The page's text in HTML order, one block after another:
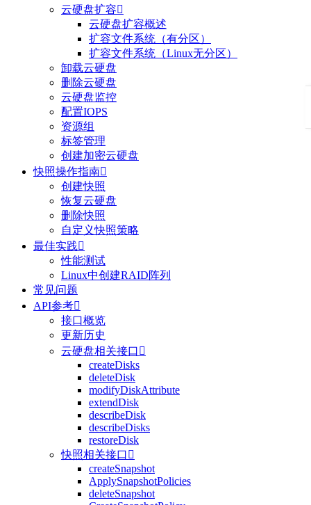
云硬盘扩容
云硬盘扩容概述
扩容文件系统（有分区）
扩容文件系统（Linux无分区）
卸载云硬盘
删除云硬盘
云硬盘监控
配置IOPS
资源组
标签管理
创建加密云硬盘
快照操作指南
创建快照
恢复云硬盘
删除快照
自定义快照策略
最佳实践
性能测试
Linux中创建RAID阵列
常见问题
API参考
接口概览
更新历史
云硬盘相关接口 
createDisks
deleteDisk
modifyDiskAttribute
extendDisk
describeDisk
describeDisks
restoreDisk
快照相关接口 
createSnapshot
ApplySnapshotPolicies
deleteSnapshot